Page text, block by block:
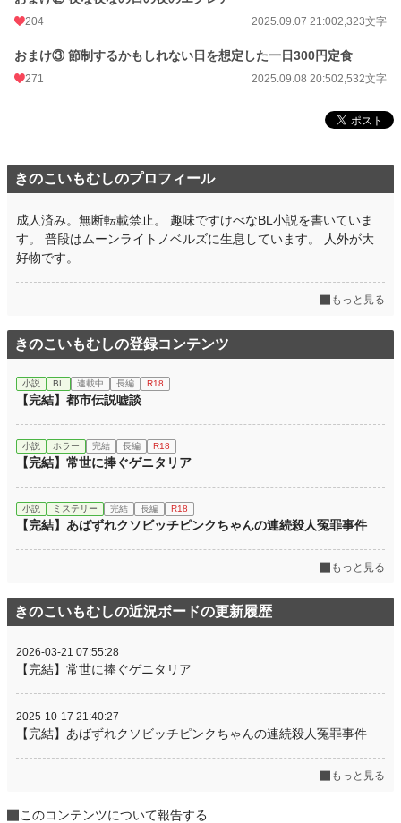
204 2025.09.07 21:002,323文字
おまけ③ 節制するかもしれない日を想定した一日300円定食
271 2025.09.08 20:502,532文字
きのこいもむしのプロフィール
成人済み。無断転載禁止。 趣味ですけべなBL小説を書いていま
す。 普段はムーンライトノベルズに生息しています。 人外が大
好物です。
もっと見る
きのこいもむしの登録コンテンツ
小説 BL 連載中 長編 R18
【完結】都市伝説嘘談
小説 ホラー 完結 長編 R18
【完結】常世に捧ぐゲニタリア
小説 ミステリー 完結 長編 R18
【完結】あばずれクソビッチピンクちゃんの連続殺人冤罪事件
もっと見る
きのこいもむしの近況ボードの更新履歴
2026-03-21 07:55:28
【完結】常世に捧ぐゲニタリア
2025-10-17 21:40:27
【完結】あばずれクソビッチピンクちゃんの連続殺人冤罪事件
もっと見る
このコンテンツについて報告する